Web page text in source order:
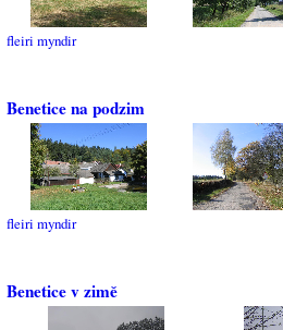
fleiri myndir
Benetice na podzim
fleiri myndir
Benetice v zimě